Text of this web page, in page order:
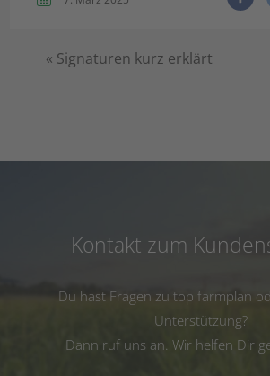
« Signaturen kurz erklärt
Kontakt zum
Du hast Fragen zu top farmplan
Unterstützung?
Dann ruf uns an. Wir helfen Dir